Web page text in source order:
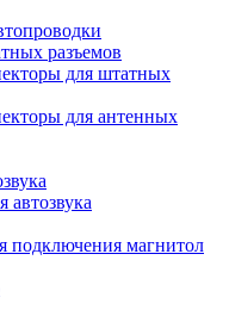
разъемов
для штатных
для антенных
автозвука
подключения магнитол